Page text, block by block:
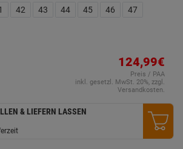
42 43 44 45 46 47
124,99€
Preis / PAA
inkl. gesetzl. MwSt. 20%, zzgl.
Versandkosten.
& LIEFERN LASSEN